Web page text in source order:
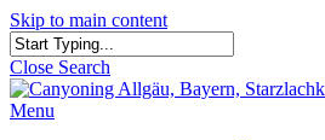
Skip to main content
Close Search
Menu